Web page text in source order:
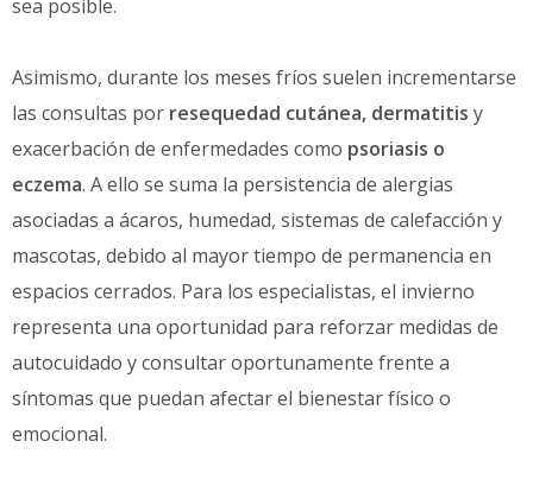
sea posible.
Asimismo, durante los meses fríos suelen incrementarse
las consultas por resequedad cutánea, dermatitis y
exacerbación de enfermedades como psoriasis o
eczema. A ello se suma la persistencia de alergias
asociadas a ácaros, humedad, sistemas de calefacción y
mascotas, debido al mayor tiempo de permanencia en
espacios cerrados. Para los especialistas, el invierno
representa una oportunidad para reforzar medidas de
autocuidado y consultar oportunamente frente a
síntomas que puedan afectar el bienestar físico o
emocional.